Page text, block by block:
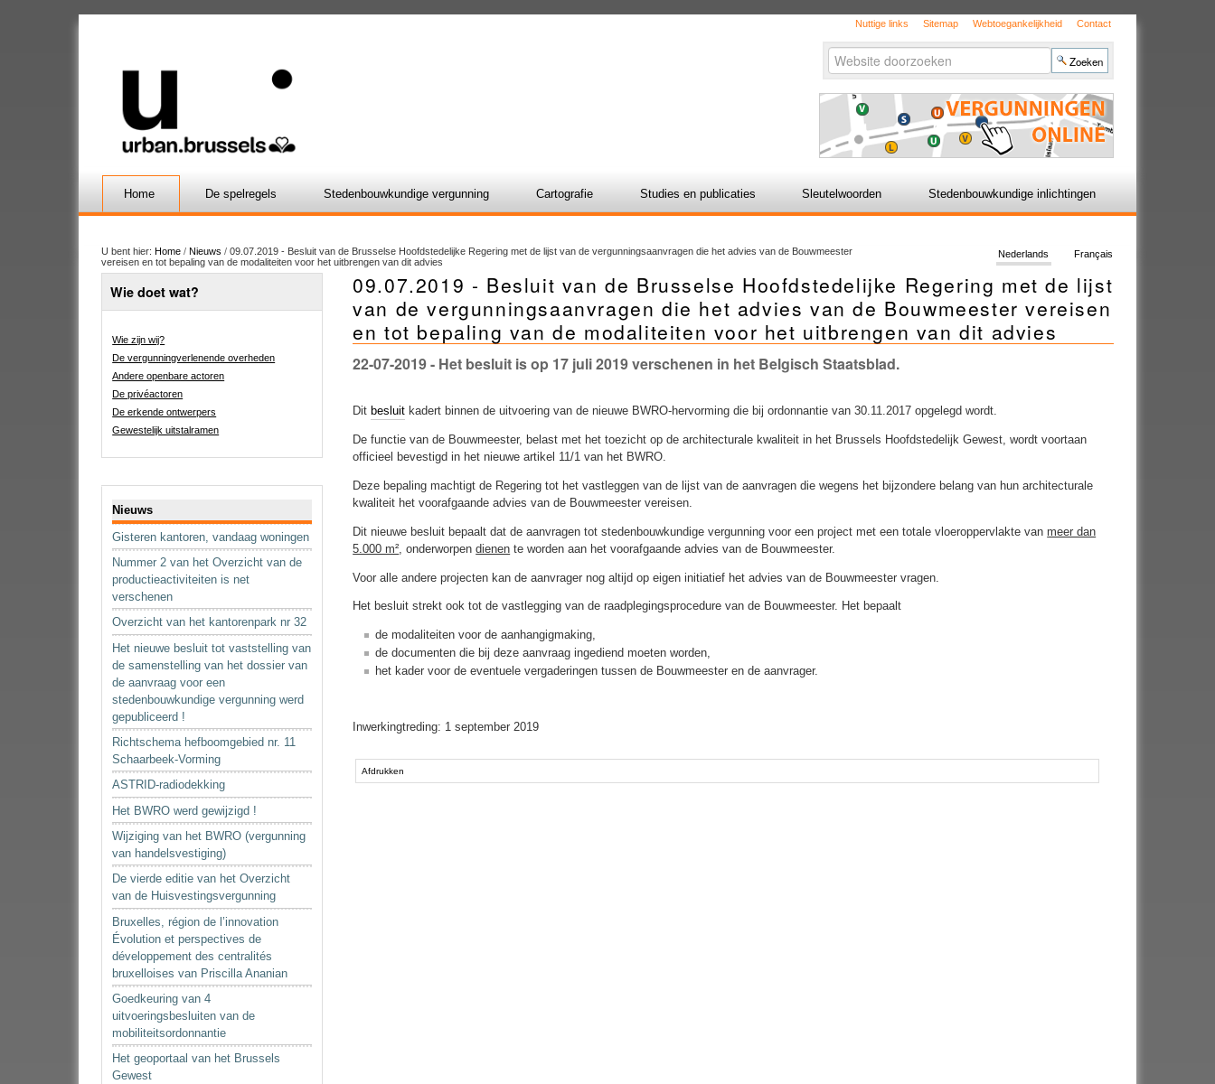
Nuttige links Sitemap Webtoegankelijkheid Contact
Zoek
zoeken...
Home De spelregels Stedenbouwkundige vergunning Cartografie Studies en publicaties Sleutelwoorden Stedenbouwkundige inlichtingen
U bent hier: Home / Nieuws / 09.07.2019 - Besluit van de Brusselse Hoofdstedelijke Regering met de lijst van de vergunningsaanvragen die het advies van de Bouwmeester
vereisen en tot bepaling van de modaliteiten voor het uitbrengen van dit advies
Français
Nederlands
Wie doet wat?
Wie zijn wij?
De vergunningverlenende overheden
Andere openbare actoren
De privéactoren
De erkende ontwerpers
Gewestelijk uitstalramen
Nieuws
Gisteren kantoren, vandaag woningen
Nummer 2 van het Overzicht van de
productieactiviteiten is net
verschenen
Overzicht van het kantorenpark nr 32
Het nieuwe besluit tot vaststelling van
de samenstelling van het dossier van
de aanvraag voor een
stedenbouwkundige vergunning werd
gepubliceerd !
Richtschema hefboomgebied nr. 11
Schaarbeek-Vorming
ASTRID-radiodekking
Het BWRO werd gewijzigd !
Wijziging van het BWRO (vergunning
van handelsvestiging)
De vierde editie van het Overzicht
van de Huisvestingsvergunning
Bruxelles, région de l’innovation
Évolution et perspectives de
développement des centralités
bruxelloises van Priscilla Ananian
Goedkeuring van 4
uitvoeringsbesluiten van de
mobiliteitsordonnantie
Het geoportaal van het Brussels
Gewest
09.07.2019 - Besluit van de Brusselse Hoofdstedelijke Regering met de lijst
van de vergunningsaanvragen die het advies van de Bouwmeester vereisen
en tot bepaling van de modaliteiten voor het uitbrengen van dit advies
22-07-2019- Het besluit is op 17 juli 2019 verschenen in het Belgisch Staatsblad.
Dit besluit kadert binnen de uitvoering van de nieuwe BWRO-hervorming die bij ordonnantie van 30.11.2017 opgelegd wordt.
De functie van de Bouwmeester, belast met het toezicht op de architecturale kwaliteit in het Brussels Hoofdstedelijk Gewest, wordt voortaan
officieel bevestigd in het nieuwe artikel 11/1 van het BWRO.
Deze bepaling machtigt de Regering tot het vastleggen van de lijst van de aanvragen die wegens het bijzondere belang van hun architecturale
kwaliteit het voorafgaande advies van de Bouwmeester vereisen.
Dit nieuwe besluit bepaalt dat de aanvragen tot stedenbouwkundige vergunning voor een project met een totale vloeroppervlakte vanmeer dan
5.000 m² , onderworpendienen te worden aan het voorafgaande advies van de Bouwmeester.
Voor alle andere projecten kan de aanvrager nog altijd op eigen initiatief het advies van de Bouwmeester vragen.
Het besluit strekt ook tot de vastlegging van de raadplegingsprocedure van de Bouwmeester. Het bepaalt
de modaliteiten voor de aanhangigmaking,
de documenten die bij deze aanvraag ingediend moeten worden,
het kader voor de eventuele vergaderingen tussen de Bouwmeester en de aanvrager.
Inwerkingtreding: 1 september 2019
acties
Afdrukken